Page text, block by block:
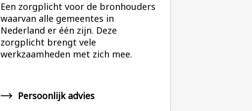
Een zorgplicht voor de bronhouders
waarvan alle gemeentes in
Nederland er één zijn. Deze
zorgplicht brengt vele
werkzaamheden met zich mee.
Persoonlijk advies